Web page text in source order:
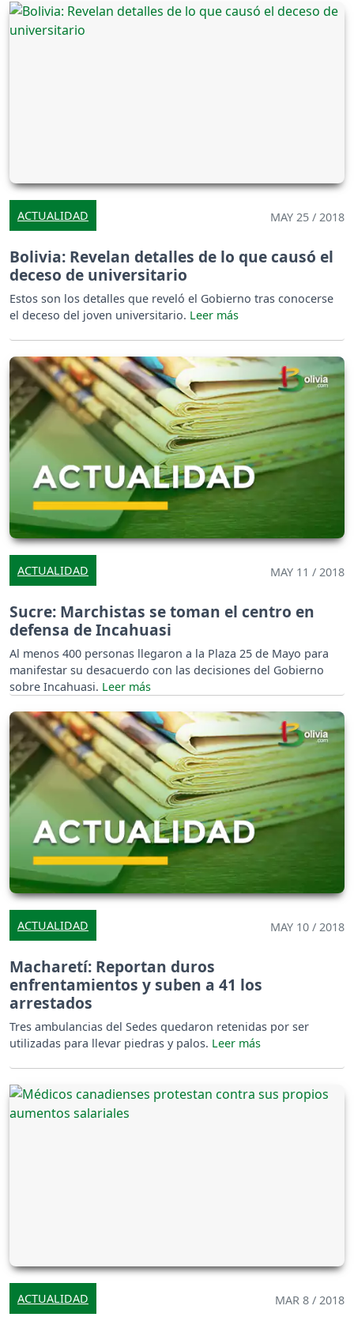
ACTUALIDAD MAY 25 / 2018
Bolivia: Revelan detalles de lo que causó el
deceso de universitario
Estos son los detalles que reveló el Gobierno tras conocerse
el deceso del joven universitario.
ACTUALIDAD MAY 11 / 2018
Sucre: Marchistas se toman el centro en
defensa de Incahuasi
Al menos 400 personas llegaron a la Plaza 25 de Mayo para
manifestar su desacuerdo con las decisiones del Gobierno
sobre Incahuasi.
ACTUALIDAD MAY 10 / 2018
Macharetí: Reportan duros
enfrentamientos y suben a 41 los
arrestados
Tres ambulancias del Sedes quedaron retenidas por ser
utilizadas para llevar piedras y palos.
ACTUALIDAD MAR 8 / 2018